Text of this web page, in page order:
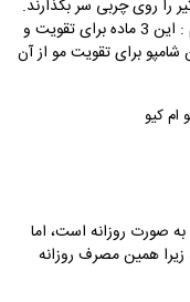
را روی چربی سر بگذارند.
رزماری، سیر و پروتئین هیدرولیز شده گندم : این 3 ماده برای تقویت و
برای تقویت مو از آن
ام کیو
صورت روزانه است، اما
3 بار مصرف کنید زیرا همین مصرف روزانه